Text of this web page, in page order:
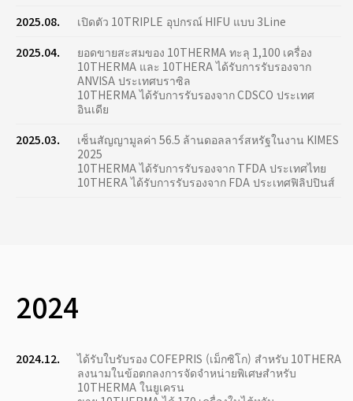
2025.08.
เปิดตัว 10TRIPLE อุปกรณ์ HIFU แบบ 3Line
2025.04.
ยอดขายสะสมของ 10THERMA ทะลุ 1,100 เครื่อง
10THERMA และ 10THERA ได้รับการรับรองจาก
ANVISA ประเทศบราซิล
10THERMA ได้รับการรับรองจาก CDSCO ประเทศ
อินเดีย
2025.03.
เซ็นสัญญามูลค่า 56.5 ล้านดอลลาร์สหรัฐในงาน KIMES
2025
10THERMA ได้รับการรับรองจาก TFDA ประเทศไทย
10THERA ได้รับการรับรองจาก FDA ประเทศฟิลิปปินส์
2024
2024.12.
ได้รับใบรับรอง COFEPRIS (เม็กซิโก) สำหรับ 10THERA
ลงนามในข้อตกลงการจัดจำหน่ายพิเศษสำหรับ
10THERMA ในยูเครน